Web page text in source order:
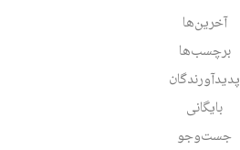
آخرین‌ها
برچسب‌ها
پدیدآورندگان
بایگانی
جست‌وجو